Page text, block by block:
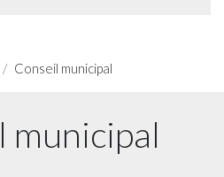
Conseil municipal
municipal